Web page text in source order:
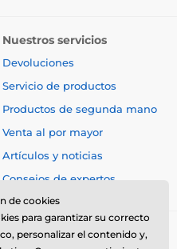
pueden cambiar sin
Nuestros servicios
Devoluciones
Servicio de productos
Productos de segunda mano
Venta al por mayor
Artículos y noticias
Consejos de expertos
de cookies
para garantizar su correcto
personalizar el contenido y,